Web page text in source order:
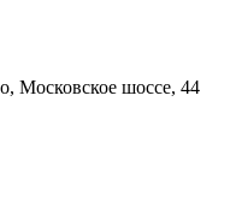
Московское шоссе, 44